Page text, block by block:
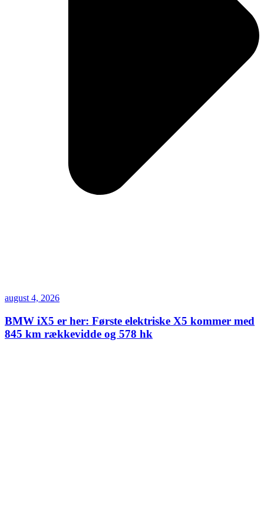
august 4, 2026
BMW iX5 er her: Første elektriske X5 kommer med
845 km rækkevidde og 578 hk